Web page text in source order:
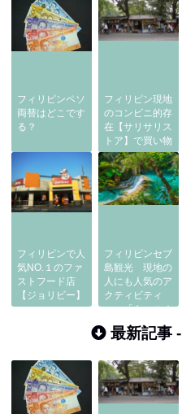
フィリピンペソ
両替はどこです
る？
フィリピン現地
のコンビニ的存
在【サリサリス
トア】で買い物
フィリピンで人
気NO.１のファ
ストフード店
【ジョリビー】
フィリピンセブ
島観光 現地の
人にも人気のア
クティビティ
ー 「キャニオ
ニング」
最新記事 -